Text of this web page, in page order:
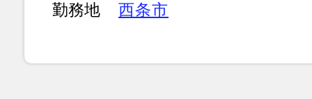
勤務地 西条市